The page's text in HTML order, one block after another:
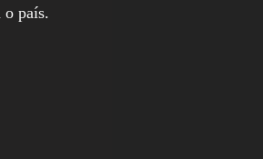
o país.